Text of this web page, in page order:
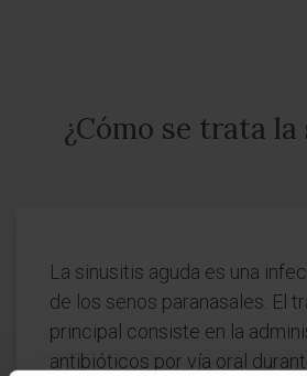
¿Cómo se trata
La sinusitis aguda es una
de los senos paranasales. El
principal consiste en la
antibióticos por vía oral